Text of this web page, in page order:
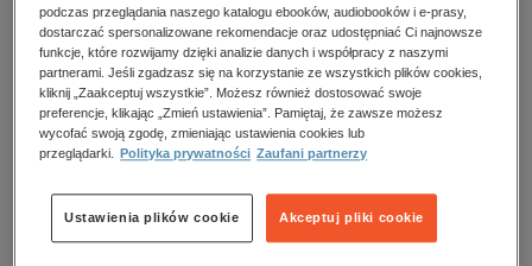
Zobacz wszystkie E-prasa
budownictwo, aranżacja wnętrz
biznesowe, branżowe, gospodarka
edukacja
Strona główna Magdalena A. Wiśniewska
Magdalena A. Wiśniewska
Sortowanie Filtrowanie
podczas przeglądania naszego katalogu ebooków, audiobooków i e-prasy,
dostarczać spersonalizowane rekomendacje oraz udostępniać Ci najnowsze
funkcje, które rozwijamy dzięki analizie danych i współpracy z naszymi
partnerami. Jeśli zgadzasz się na korzystanie ze wszystkich plików cookies,
kliknij „Zaakceptuj wszystkie”. Możesz również dostosować swoje
preferencje, klikając „Zmień ustawienia”. Pamiętaj, że zawsze możesz
wycofać swoją zgodę, zmieniając ustawienia cookies lub
przeglądarki.
Polityka prywatności Zaufani partnerzy
Akceptuj pliki cookie
Ustawienia plików cookie